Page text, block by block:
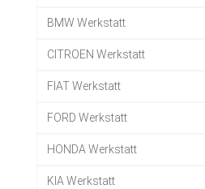
BMW Werkstatt
CITROEN Werkstatt
FIAT Werkstatt
FORD Werkstatt
HONDA Werkstatt
KIA Werkstatt